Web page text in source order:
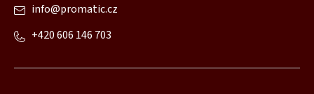
info@promatic.cz
+420 606 146 703